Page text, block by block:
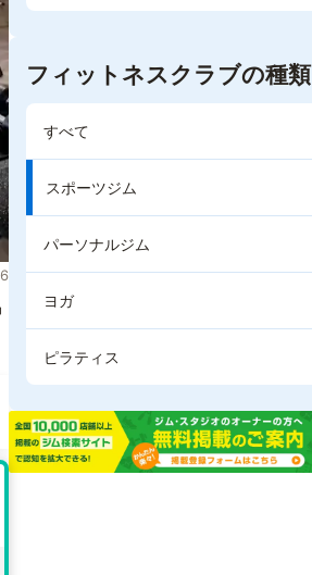
フィットネスクラブの種類
すべて
スポーツジム
パーソナルジム
ヨガ
ピラティス